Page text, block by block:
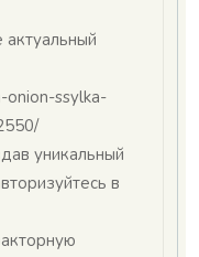
onion-ssylka-
уникальный
в